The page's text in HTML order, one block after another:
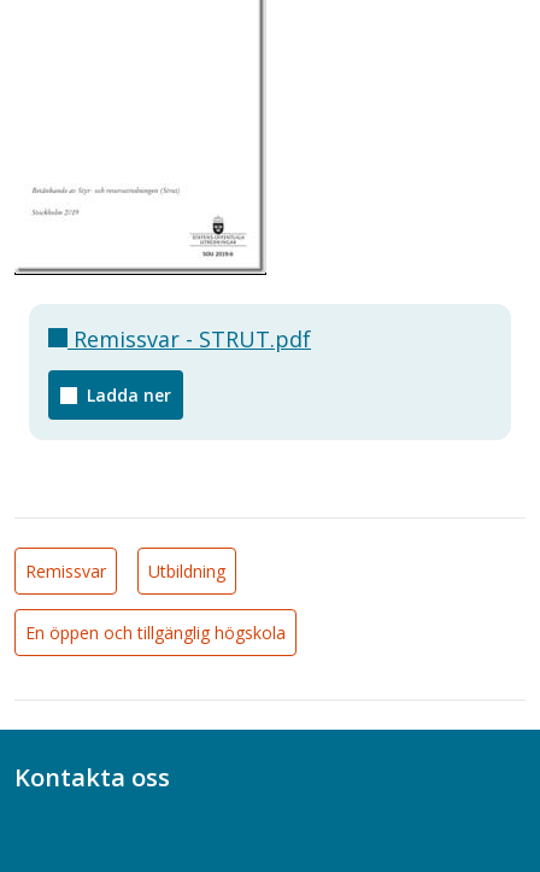
Remissvar - STRUT.pdf
Ladda ner
Remissvar Utbildning
En öppen och tillgänglig högskola
Kontakta oss